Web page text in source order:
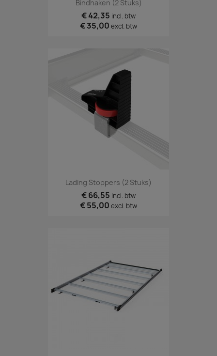
Bindhaken (2 Stuks)
€ 42,35 incl. btw
€ 35,00 excl. btw
Lading Stoppers (2 Stuks)
€ 66,55 incl. btw
€ 55,00 excl. btw